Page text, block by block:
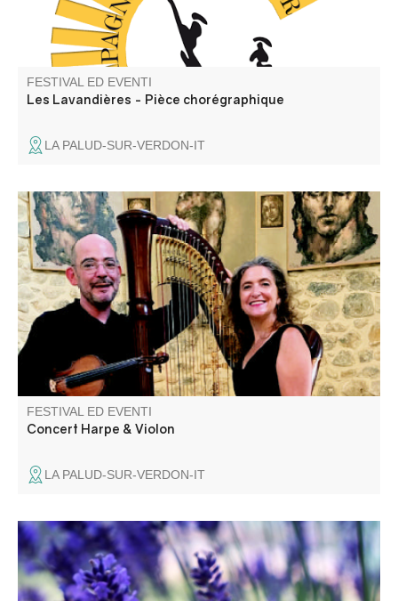
FESTIVAL ED EVENTI
Les Lavandières - Pièce chorégraphique
LA PALUD-SUR-VERDON-IT
Concert avec Magali Pyka de Coster pour la Harpe et
Nicolas Delclaud au Violon, proposant de grands airs
classiques et des musiques de films.
FESTIVAL ED EVENTI
Concert Harpe & Violon
LA PALUD-SUR-VERDON-IT
L’association « Alambics » vous propose une
démonstration de distillation de lavande fine dans les
alambics à vapeur au cœur du jardin du musée